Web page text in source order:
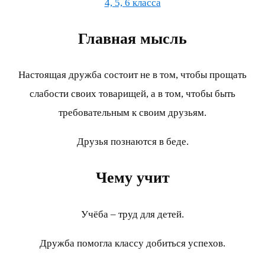
4, 5, 6 класса
Главная мысль
Настоящая дружба состоит не в том, чтобы прощать
слабости своих товарищей, а в том, чтобы быть
требовательным к своим друзьям.
Друзья познаются в беде.
Чему учит
Учёба – труд для детей.
Дружба помогла классу добиться успехов.